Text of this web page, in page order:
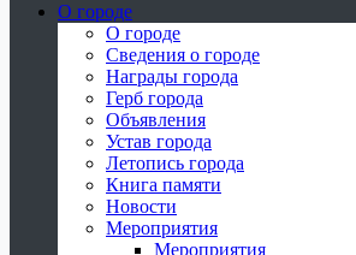
О городе
О городе
Сведения о городе
Награды города
Герб города
Объявления
Устав города
Летопись города
Книга памяти
Новости
Мероприятия
Мероприятия